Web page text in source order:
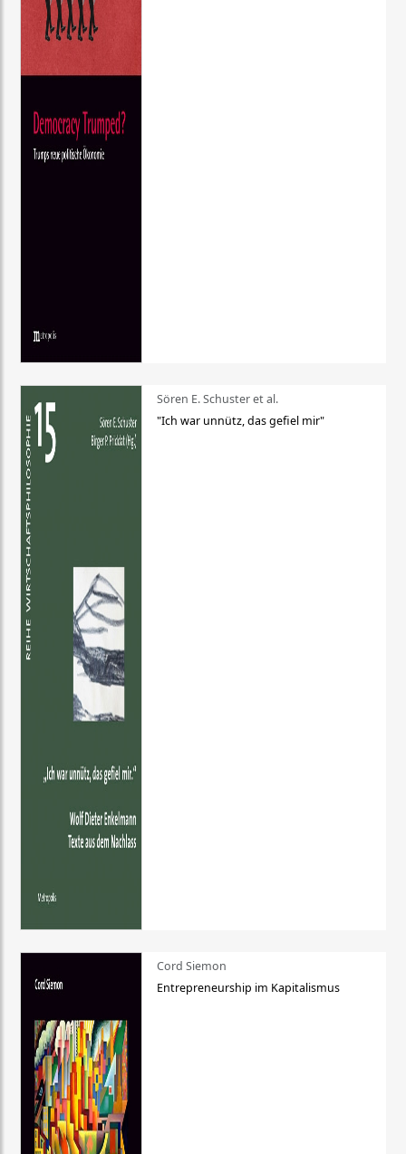
Sören E. Schuster et al.
"Ich war unnütz, das gefiel mir"
Cord Siemon
Entrepreneurship im Kapitalismus